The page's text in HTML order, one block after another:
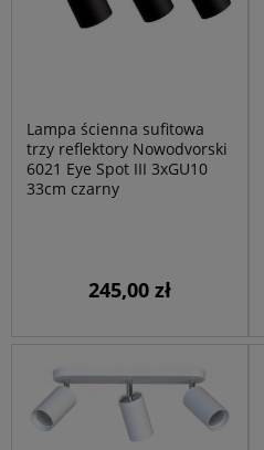
Lampa ścienna sufitowa
trzy reflektory Nowodvorski
6021 Eye Spot III 3xGU10
33cm czarny
245,00 zł